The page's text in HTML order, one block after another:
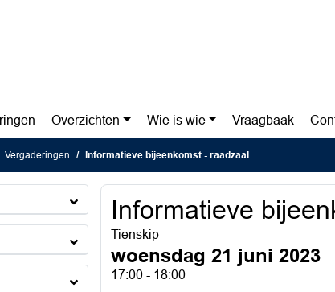
Overzichten Wie is wie Vraagbaak
Vergaderingen Informatieve bijeenkomst - raadzaal
Informatieve
Tienskip
woensdag 21 juni 2023
17:00 - 18:00